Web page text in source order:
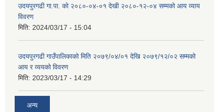
उदयपुरगढी गा.पा. को २०८०-०४-०१ देखी २०८०-१२-०४ सम्मको आय व्याय
विवरण
मिति: 2024/03/17 - 15:04
उदयपुरगढी गाउँपालिकाको मिति २०७९/०४/०१ देखि २०७९/१२/०२ सम्मको
आय र व्ययको विवरण
मिति: 2023/03/17 - 14:29
अन्य